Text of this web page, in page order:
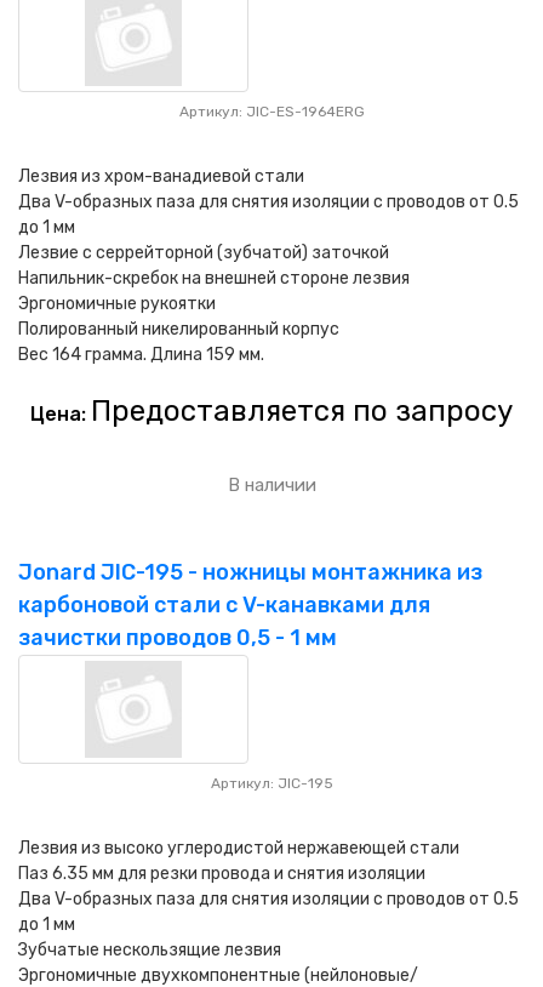
Артикул: JIC-ES-1964ERG
Лезвия из хром-ванадиевой стали
Два V-образных паза для снятия изоляции с проводов от 0.5
до 1 мм
Лезвие с серрейторной (зубчатой) заточкой
Напильник-скребок на внешней стороне лезвия
Эргономичные рукоятки
Полированный никелированный корпус
Вес 164 грамма. Длина 159 мм.
Цена: Предоставляется по запросу
В наличии
Jonard JIC-195 - ножницы монтажника из
карбоновой стали с V-канавками для
зачистки проводов 0,5 - 1 мм
Артикул: JIC-195
Лезвия из высоко углеродистой нержавеющей стали
Паз 6.35 мм для резки провода и снятия изоляции
Два V-образных паза для снятия изоляции с проводов от 0.5
до 1 мм
Зубчатые нескользящие лезвия
Эргономичные двухкомпонентные (нейлоновые/